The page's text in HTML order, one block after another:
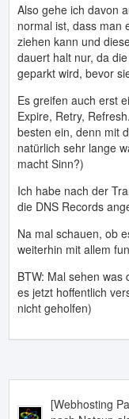
Also gehe ich davon
normal ist, dass man
ziehen kann und
dauert halt nur, da
geparkt wird, bevor
Es greifen auch erst
Expire, Retry,
besten ein, denn mit
natürlich sehr lange
macht Sinn?)
Ich habe nach der
die DNS Records
Na mal schauen, ob
weiterhin mit allem
BTW: Mal sehen
es jetzt hoffentlich
nicht geholfen)
[Webhosting